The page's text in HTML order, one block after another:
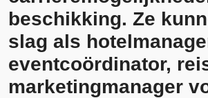
beschikking. Ze
slag als
eventcoördinator,
marketingmanager